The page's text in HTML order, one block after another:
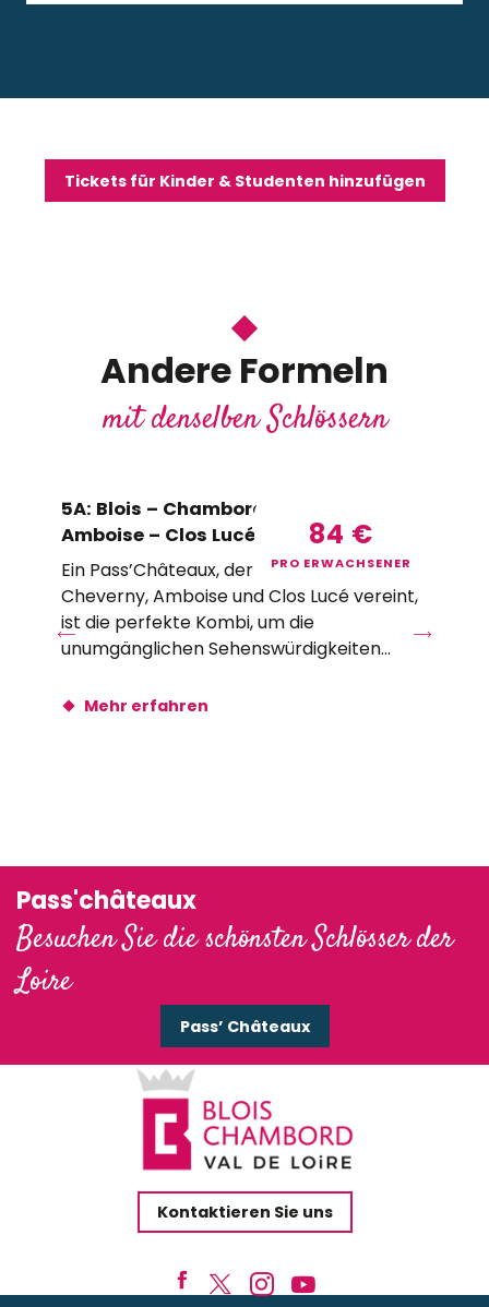
Tickets für Kinder & Studenten hinzufügen
Andere Formeln
mit denselben Schlössern
84 €
PRO ERWACHSENER
5A: Blois – Chambord – Cheverny –
Amboise – Clos Lucé 2026 – DE
Ein Pass’Châteaux, der Blois, Chambord,
Cheverny, Amboise und Clos Lucé vereint,
ist die perfekte Kombi, um die
unumgänglichen Sehenswürdigkeiten...
Mehr erfahren
Pass'châteaux
Besuchen Sie die schönsten Schlösser der
Loire
Pass’ Châteaux
Kontaktieren Sie uns